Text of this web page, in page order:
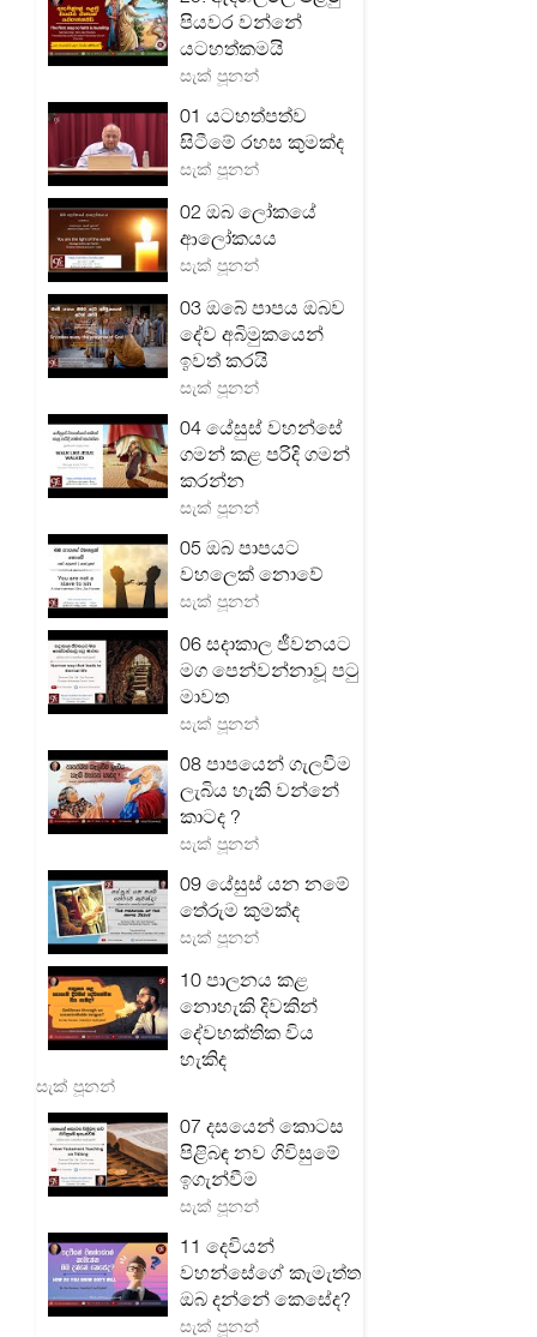
පියවර වන්නේ
යටහත්කමයි
සැක් පූනන්
01 යටහත්පත්ව
සිටීමේ රහස කුමක්ද
සැක් පූනන්
02 ඔබ ලෝකයේ
ආලෝකයය
සැක් පූනන්
03 ඔබේ පාපය ඔබව
දේව අබිමුකයෙන්
ඉවත් කරයි
සැක් පූනන්
04 යේසුස් වහන්සේ
ගමන් කළ පරිදි ගමන්
කරන්න
සැක් පූනන්
05 ඔබ පාපයට
වහලෙක් නොවේ
සැක් පූනන්
06 සදාකාල ජීවනයට
මග පෙන්වන්නාවූ පටු
මාවත
සැක් පූනන්
08 පාපයෙන් ගැලවීම
ලැබිය හැකි වන්නේ
කාටද ?
සැක් පූනන්
09 යේසුස් යන නමේ
තේරුම කුමක්ද
සැක් පූනන්
10 පාලනය කළ
නොහැකි දිවකින්
දේවභක්තික විය
හැකිද
සැක් පූනන්
07 දසයෙන් කොටස
පිළිබඳ නව ගිවිසුමේ
ඉගැන්වීම
සැක් පූනන්
11 දෙවියන්
වහන්සේගේ කැමැත්ත
ඔබ දන්නේ කෙසේද?
සැක් පූනන්